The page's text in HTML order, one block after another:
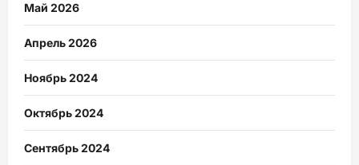
Май 2026
Апрель 2026
Ноябрь 2024
Октябрь 2024
Сентябрь 2024